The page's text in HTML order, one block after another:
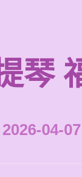
琴
04-